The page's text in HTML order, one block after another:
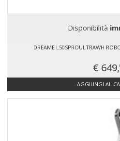
Disponibilità
DREAME L50SPROULTRAWH
€ 649,
AGGIUNGI AL